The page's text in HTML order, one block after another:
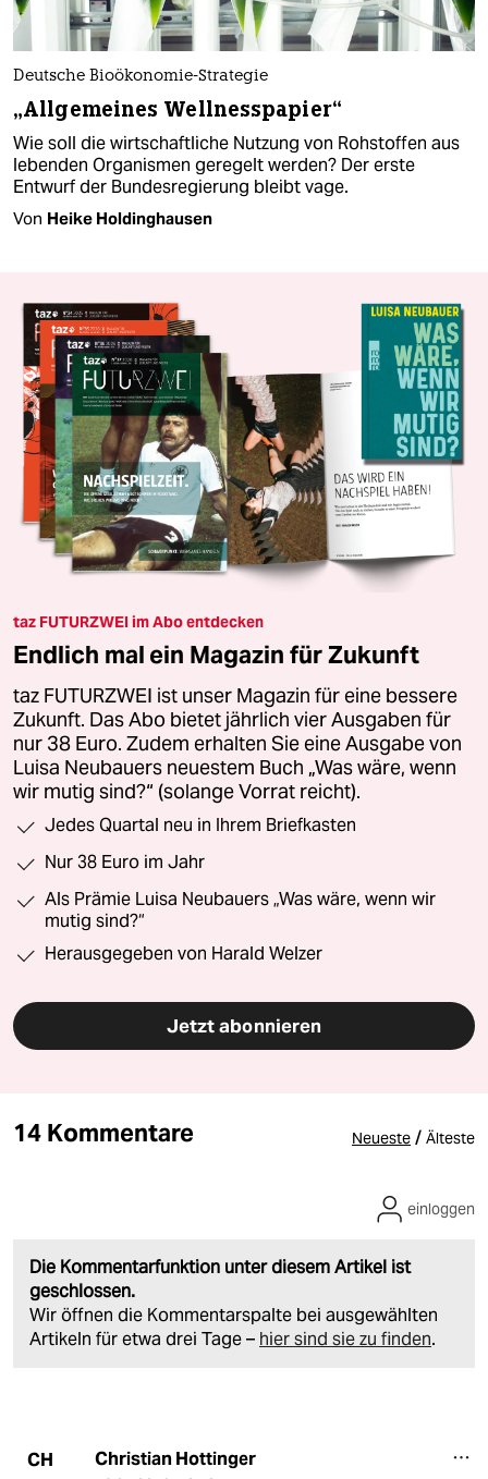
Deutsche Bioökonomie-Strategie
„Allgemeines Wellnesspapier“
Wie soll die wirtschaftliche Nutzung von Rohstoffen aus
lebenden Organismen geregelt werden? Der erste
Entwurf der Bundesregierung bleibt vage.
Von Heike Holdinghausen
taz FUTURZWEI im Abo entdecken
Endlich mal ein Magazin für Zukunft
taz FUTURZWEI ist unser Magazin für eine bessere
Zukunft. Das Abo bietet jährlich vier Ausgaben für
nur 38 Euro. Zudem erhalten Sie eine Ausgabe von
Luisa Neubauers neuestem Buch „Was wäre, wenn
wir mutig sind?“ (solange Vorrat reicht).
Jedes Quartal neu in Ihrem Briefkasten
Nur 38 Euro im Jahr
Als Prämie Luisa Neubauers „Was wäre, wenn wir
mutig sind?“
Herausgegeben von Harald Welzer
Jetzt abonnieren
14 Kommentare Neueste / Älteste
Die Kommentarfunktion unter diesem Artikel ist
geschlossen.
Wir öffnen die Kommentarspalte bei ausgewählten
Artikeln für etwa drei Tage – hier sind sie zu finden.
einloggen
CH Christian Hottinger